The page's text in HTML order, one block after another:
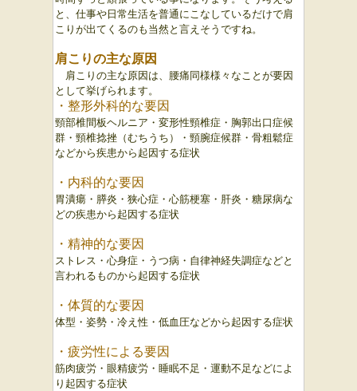
と、仕事や日常生活を普通にこなしているだけで肩
こりが出てくるのも当然と言えそうですね。
肩こりの主な原因
肩こりの主な原因は、腰痛同様様々なことが要因
として挙げられます。
・整形外科的な要因
頸部椎間板ヘルニア・変形性頸椎症・胸郭出口症候
群・頸椎捻挫（むちうち）・頸腕症候群・骨粗鬆症
などから疾患から起因する症状
・内科的な要因
胃潰瘍・膵炎・狭心症・心筋梗塞・肝炎・糖尿病な
どの疾患から起因する症状
・精神的な要因
ストレス・心身症・うつ病・自律神経失調症などと
言われるものから起因する症状
・体質的な要因
体型・姿勢・冷え性・低血圧などから起因する症状
・疲労性による要因
筋肉疲労・眼精疲労・睡眠不足・運動不足などによ
り起因する症状